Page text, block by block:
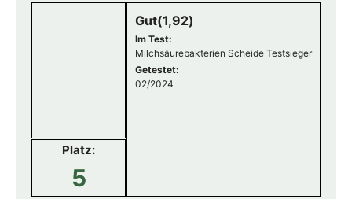
Platz:
5
Gut(1,92)
Im Test:
Milchsäurebakterien Scheide Testsieger
Getestet:
02/2024